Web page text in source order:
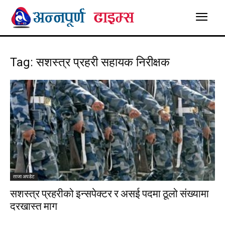
Tag: सशस्त्र प्रहरी सहायक निरीक्षक
ताजा अपडेट
सशस्त्र प्रहरीको इन्सपेक्टर र असई पदमा ठूलो संख्यामा
दरखास्त माग